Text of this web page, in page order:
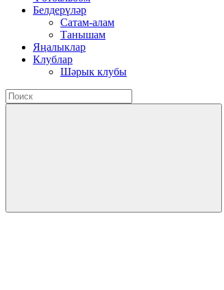
Белдерүләр
Сатам-алам
Танышам
Яңалыклар
Клублар
Шәрык клубы